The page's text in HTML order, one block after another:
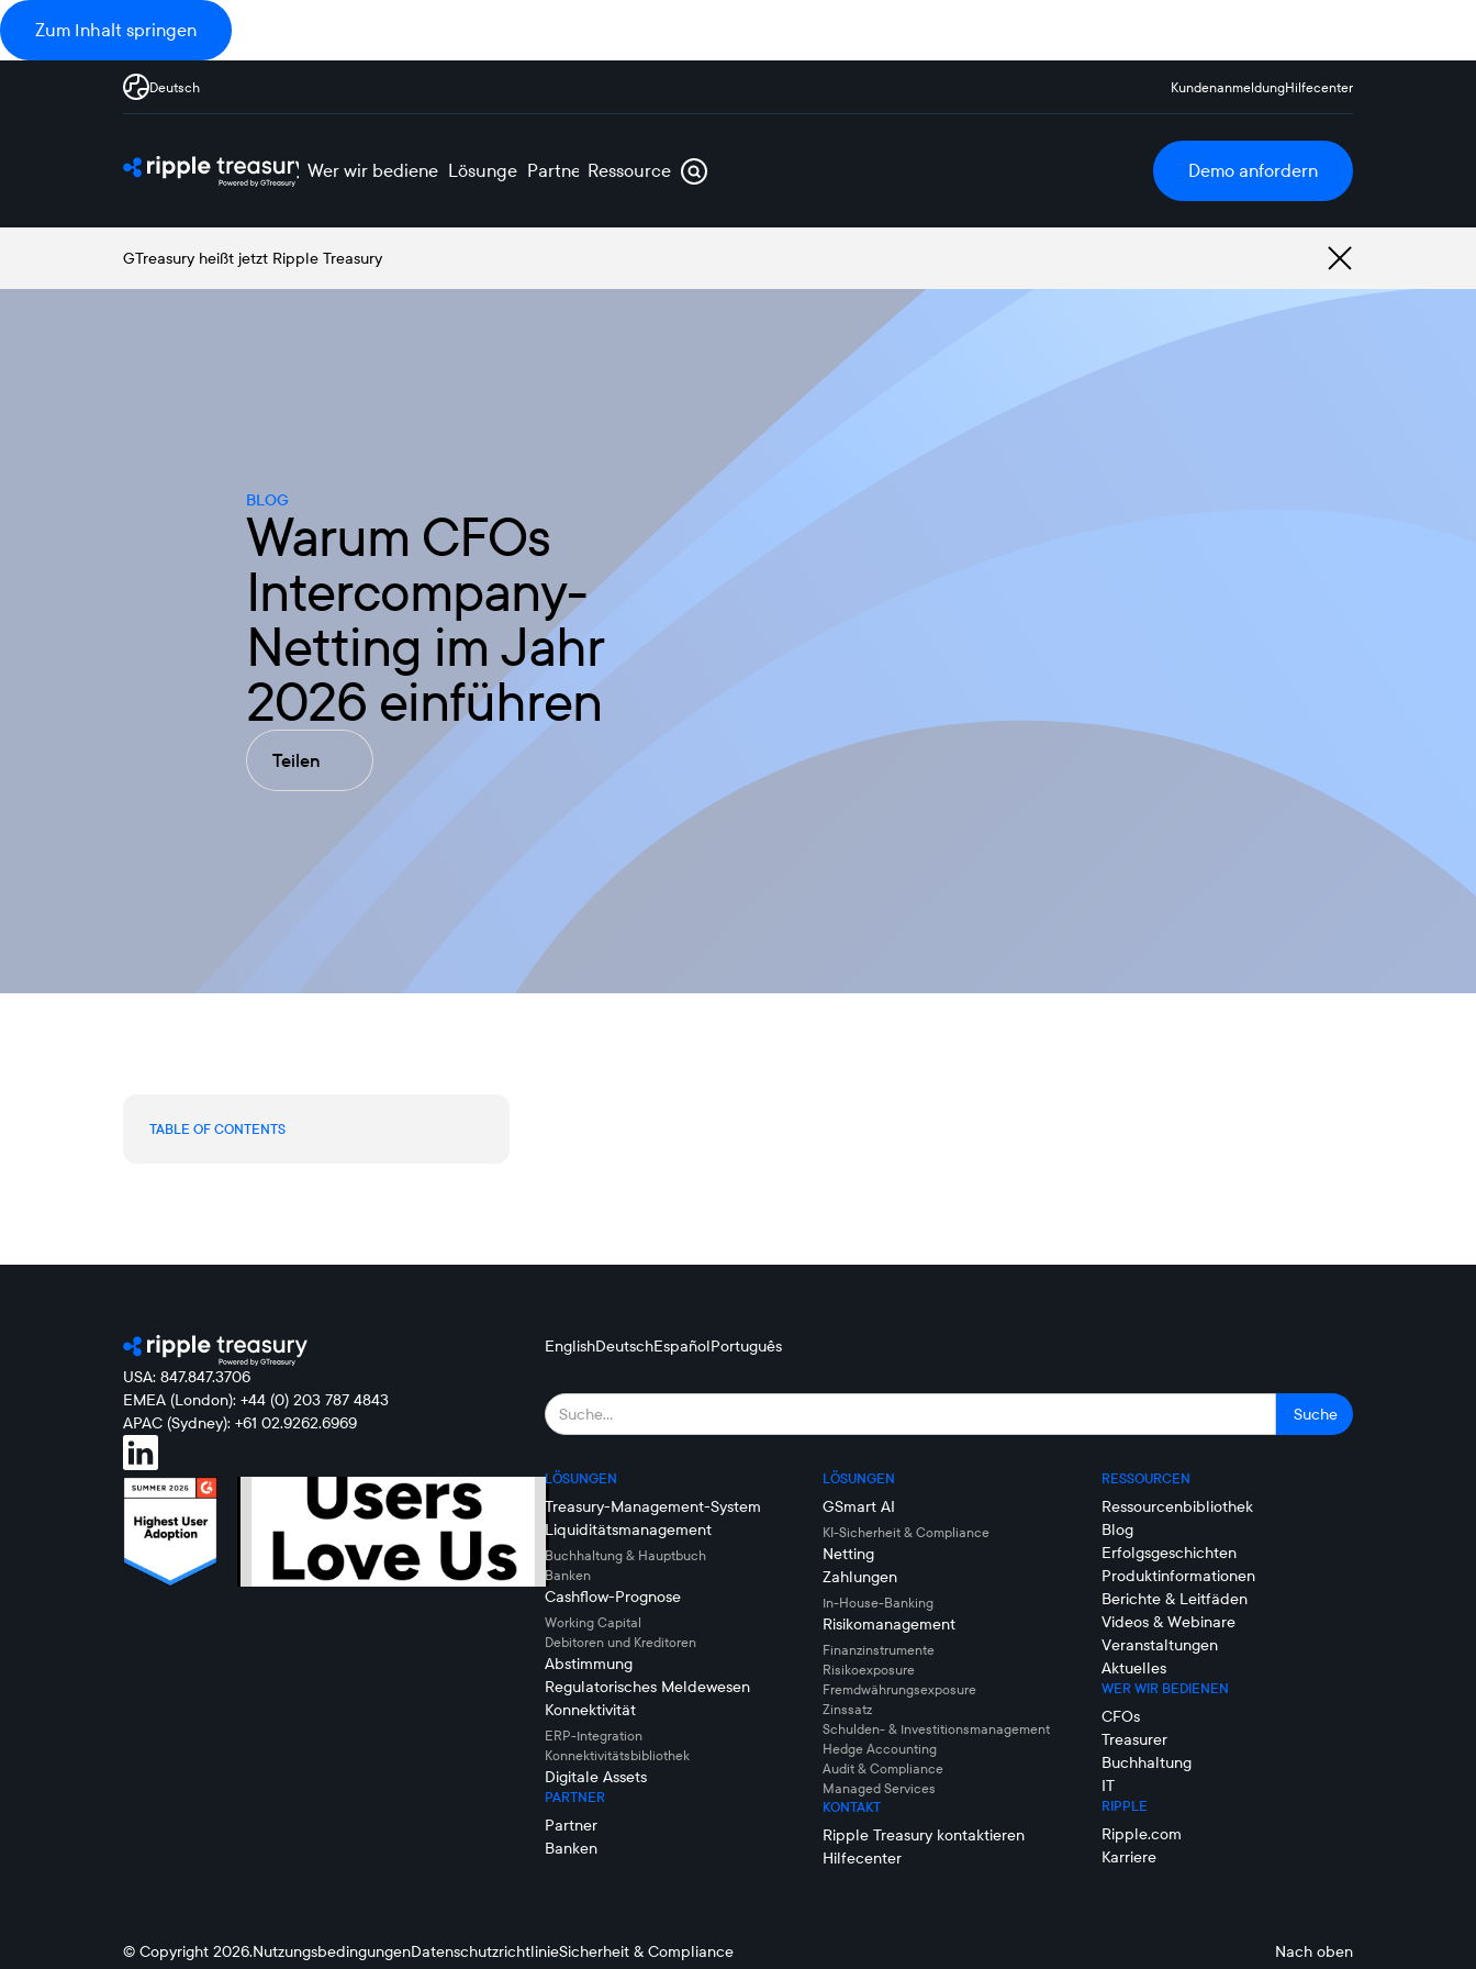
Zum Inhalt springen
Deutsch KundenanmeldungHilfecenter
Wer wir bedienen Lösungen Partner Ressourcen Demo anfordern
GTreasury heißt jetzt Ripple Treasury
BLOG
Warum CFOs
Intercompany-
Netting im Jahr
2026 einführen
Teilen
TABLE OF CONTENTS
USA: 847.847.3706
EMEA (London): +44 (0) 203 787 4843
APAC (Sydney): +61 02.9262.6969
EnglishDeutschEspañolPortuguês
LÖSUNGEN
Treasury-Management-System
Liquiditätsmanagement
Buchhaltung & Hauptbuch
Banken
Cashflow-Prognose
Working Capital
Debitoren und Kreditoren
Abstimmung
Regulatorisches Meldewesen
Konnektivität
ERP-Integration
Konnektivitätsbibliothek
Digitale Assets
PARTNER
Partner
Banken
LÖSUNGEN
GSmart AI
KI-Sicherheit & Compliance
Netting
Zahlungen
In-House-Banking
Risikomanagement
Finanzinstrumente
Risikoexposure
Fremdwährungsexposure
Zinssatz
Schulden- & Investitionsmanagement
Hedge Accounting
Audit & Compliance
Managed Services
KONTAKT
Ripple Treasury kontaktieren
Hilfecenter
RESSOURCEN
Ressourcenbibliothek
Blog
Erfolgsgeschichten
Produktinformationen
Berichte & Leitfäden
Videos & Webinare
Veranstaltungen
Aktuelles
WER WIR BEDIENEN
CFOs
Treasurer
Buchhaltung
IT
RIPPLE
Ripple.com
Karriere
© Copyright 2026.NutzungsbedingungenDatenschutzrichtlinieSicherheit & Compliance Nach oben